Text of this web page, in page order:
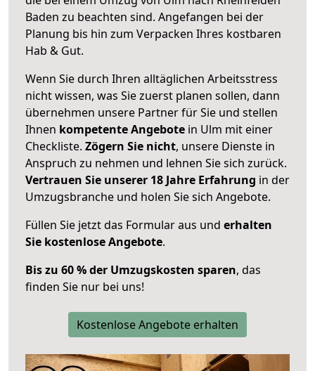
Baden zu beachten sind. Angefangen bei der
Planung bis hin zum Verpacken Ihres kostbaren
Hab & Gut.
Wenn Sie durch Ihren alltäglichen Arbeitsstress
nicht wissen, was Sie zuerst planen sollen, dann
übernehmen unsere Partner für Sie und stellen
Ihnen kompetente Angebote in Ulm mit einer
Checkliste. Zögern Sie nicht, unsere Dienste in
Anspruch zu nehmen und lehnen Sie sich zurück.
Vertrauen Sie unserer 18 Jahre Erfahrung in der
Umzugsbranche und holen Sie sich Angebote.
Füllen Sie jetzt das Formular aus und erhalten
Sie kostenlose Angebote.
Bis zu 60 % der Umzugskosten sparen, das
finden Sie nur bei uns!
Kostenlose Angebote erhalten